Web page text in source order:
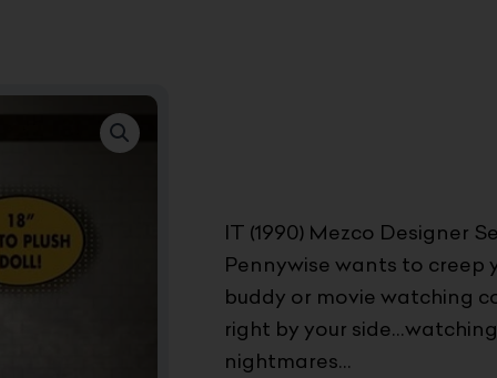
IT (1990) Mezco Designer
Pennywise wants to creep
buddy or movie watching
right by your
nightmares…